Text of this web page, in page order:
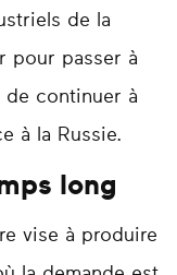
de la
pour passer à
de continuer à
à la Russie.
long
vise à produire